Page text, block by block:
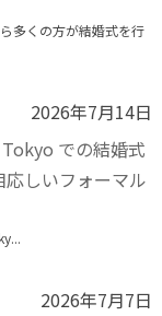
多くの方が結婚式を行
2026年7月14日
での結婚式
しいフォーマル
2026年7月7日